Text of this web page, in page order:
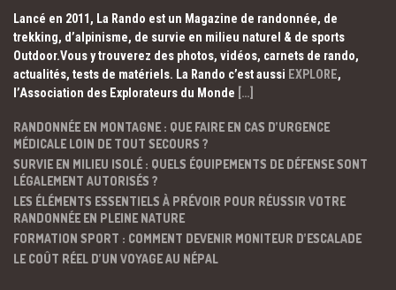
Lancé en 2011, La Rando est un Magazine de randonnée, de
trekking, d’alpinisme, de survie en milieu naturel & de sports
Outdoor.Vous y trouverez des photos, vidéos, carnets de rando,
actualités, tests de matériels. La Rando c’est aussi EXPLORE,
l’Association des Explorateurs du Monde […]
RANDONNÉE EN MONTAGNE : QUE FAIRE EN CAS D’URGENCE
MÉDICALE LOIN DE TOUT SECOURS ?
SURVIE EN MILIEU ISOLÉ : QUELS ÉQUIPEMENTS DE DÉFENSE SONT
LÉGALEMENT AUTORISÉS ?
LES ÉLÉMENTS ESSENTIELS À PRÉVOIR POUR RÉUSSIR VOTRE
RANDONNÉE EN PLEINE NATURE
FORMATION SPORT : COMMENT DEVENIR MONITEUR D’ESCALADE
LE COÛT RÉEL D’UN VOYAGE AU NÉPAL